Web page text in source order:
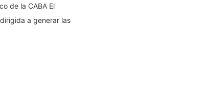
de la CABA El
a generar las